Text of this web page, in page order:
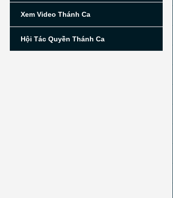
Xem Video Thánh Ca
Hội Tác Quyền Thánh Ca